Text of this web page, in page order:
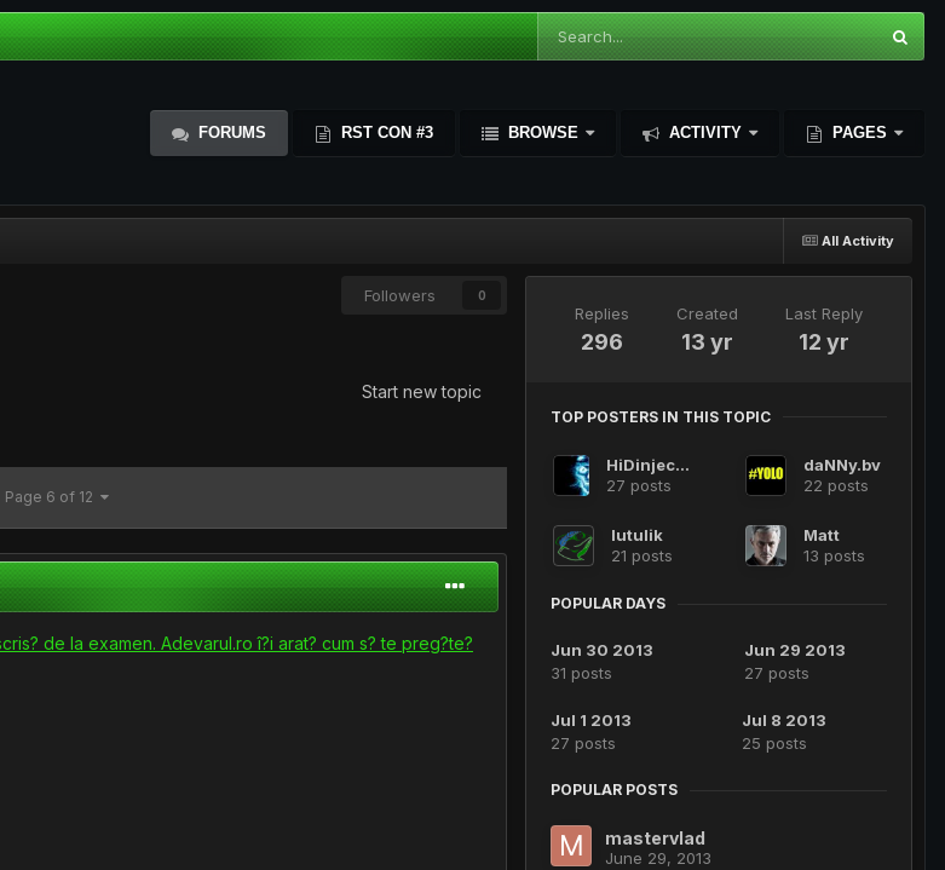
FORUMS RST CON #3 BROWSE ACTIVITY PAGES
All Activity
Followers 0
Start new topic
Page 6 of 12
de la examen. Adevarul.ro î?i arat? cum s? te preg?te?
Replies
296
Created
13 yr
Last Reply
12 yr
TOP POSTERS IN THIS TOPIC
HiDinjection
27 posts
daNNy.bv
22 posts
lutulik
21 posts
Matt
13 posts
POPULAR DAYS
Jun 30 2013
31 posts
Jun 29 2013
27 posts
Jul 1 2013
27 posts
Jul 8 2013
25 posts
POPULAR POSTS
mastervlad
June 29, 2013